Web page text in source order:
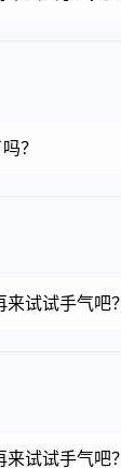
？
试试手气吧？
试试手气吧？